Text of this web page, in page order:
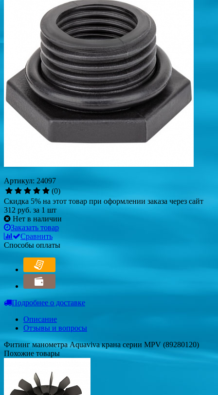
Артикул: 24097
(0)
Скидка 5% на этот товар при оформлении заказа через сайт
312 руб. за 1 шт
Нет в наличии
Заказать товар
Сравнить
Способы оплаты
Подробнее о доставке
Описание
Отзывы и вопросы
Фитинг манометра Aquaviva крана серии MPV (89280120)
Похожие товары